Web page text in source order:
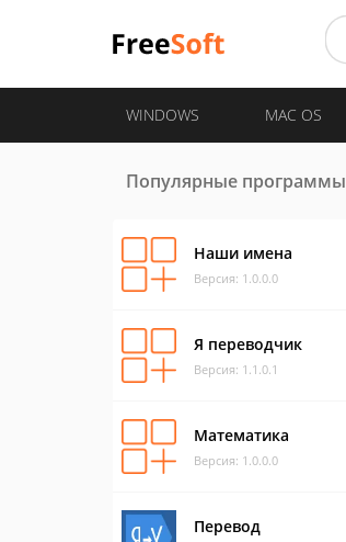
WINDOWS MAC OS
Популярные программы
Наши имена
Версия: 1.0.0.0
Я переводчик
Версия: 1.1.0.1
Математика
Версия: 1.0.0.0
Перевод